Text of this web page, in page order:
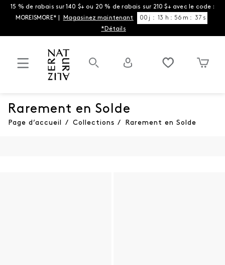
15 % de rabais sur 140 $+ ou 20 % de rabais sur 210 $+ avec le code :
MOREISMORE* |
Magasinez maintenant 00 j : 13 h : 56 m : 36 s
*Détails
Rarement en Solde
Page d’accueil / Collections / Rarement en Solde